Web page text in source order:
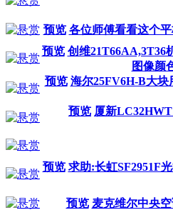
预览 各位师傅看看这个
预览 创维21T66AA,3T36
图像颜
预览 海尔25FV6H-B大块
预览 厦新
预览 求助:长虹SF2951F
预览 麦克维尔中央